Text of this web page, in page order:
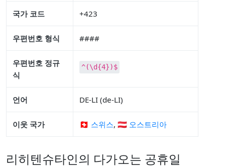
국가 코드 +423
우편번호 형식 ####
우편번호 정규
식
^(\d{4})$
언어 DE-LI (de-LI)
이웃 국가 🇨🇭 스위스, 🇦🇹 오스트리아
리히텐슈타인의 다가오는 공휴일